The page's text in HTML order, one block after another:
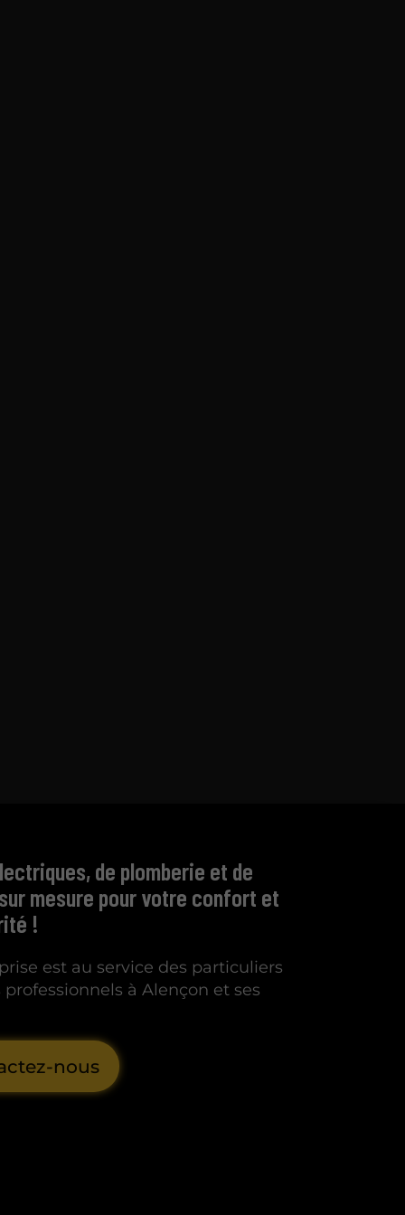
de plomberie et de
mesure pour votre confort et
!
est au service des particuliers
à Alençon et ses
nous